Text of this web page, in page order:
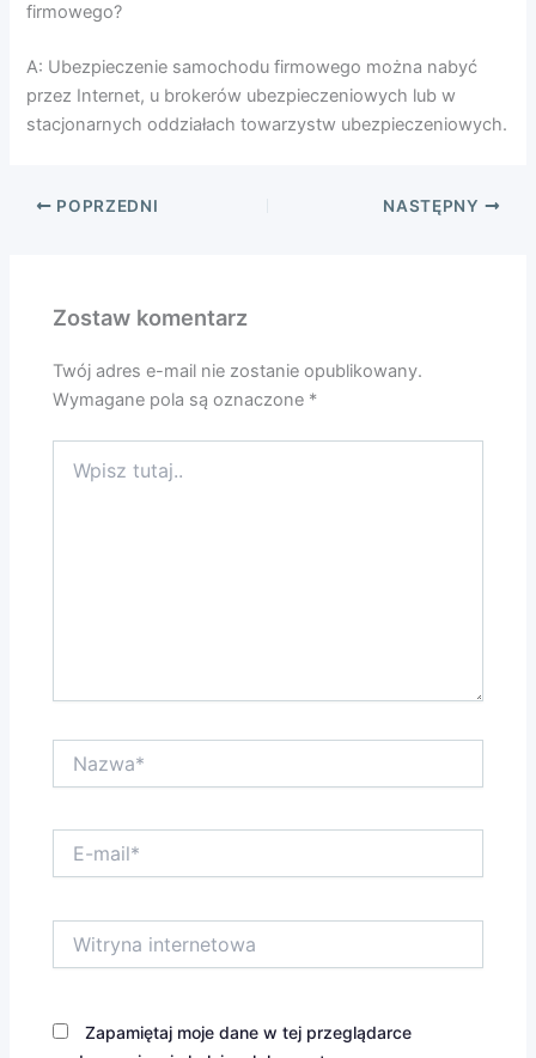
firmowego?
A: Ubezpieczenie samochodu firmowego można nabyć
przez Internet, u brokerów ubezpieczeniowych lub w
stacjonarnych oddziałach towarzystw ubezpieczeniowych.
POPRZEDNI NASTĘPNY
Zostaw komentarz
Twój adres e-mail nie zostanie opublikowany.
Wymagane pola są oznaczone *
tutaj..
mail*
internetowa
Zapamiętaj moje dane w tej przeglądarce